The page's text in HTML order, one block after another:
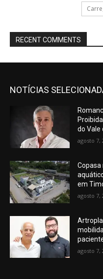
RECENT COMMENTS
NOTÍCIAS
do Vale
agosto 7,
em
agosto 7,
agosto 7,